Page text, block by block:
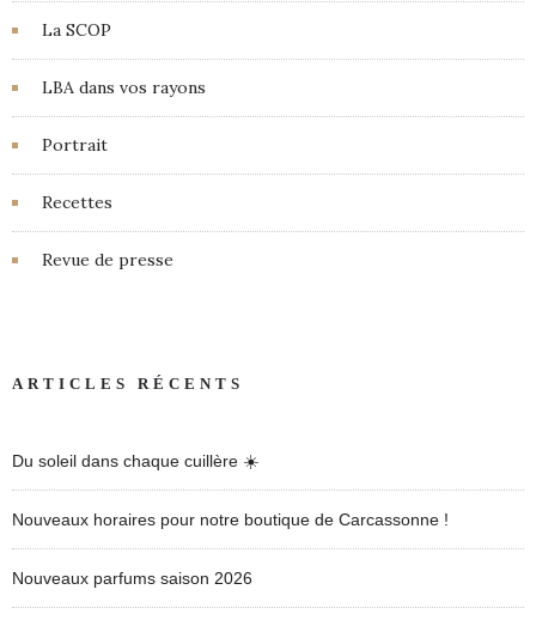
La SCOP
LBA dans vos rayons
Portrait
Recettes
Revue de presse
ARTICLES RÉCENTS
Du soleil dans chaque cuillère ☀️
Nouveaux horaires pour notre boutique de Carcassonne !
Nouveaux parfums saison 2026